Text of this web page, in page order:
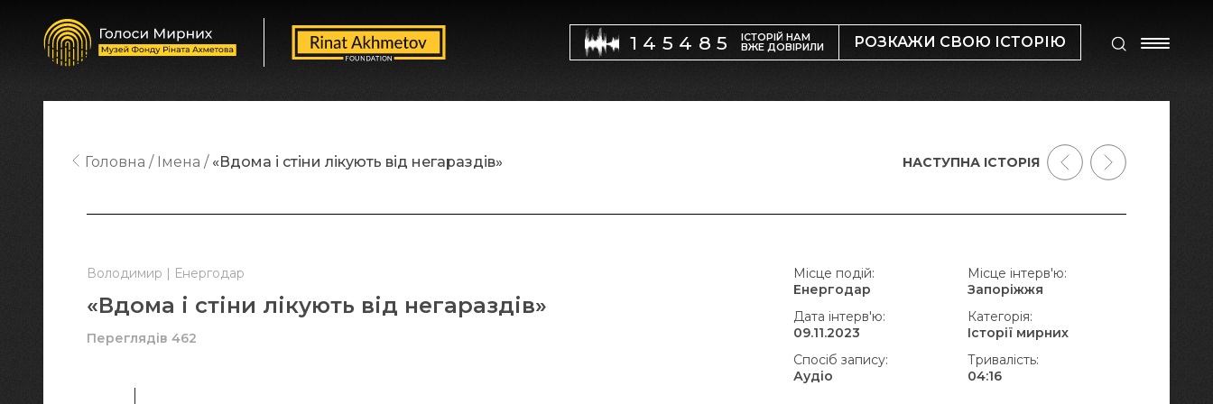
145485 ІСТОРІЙ НАМ
ВЖЕ ДОВІРИЛИ РОЗКАЖИ СВОЮ ІСТОРІЮ
Володимир | Енергодар
«Вдома і стіни лікують від негараздів»
Переглядів 462
Головна Імена «Вдома і стіни лікують від негараздів»
Місце подій:
Енергодар
Місце інтерв'ю:
Запоріжжя
Дата інтерв'ю:
09.11.2023
Категорія:
Історії мирних
Спосіб запису:
Аудіо
Тривалість:
04:16
НАСТУПНА ІСТОРІЯ